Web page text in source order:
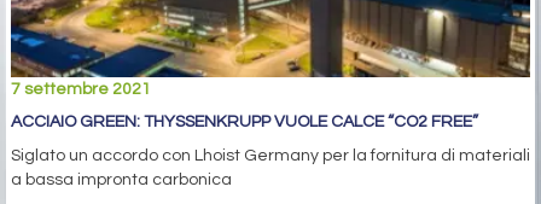
7 settembre 2021
ACCIAIO GREEN: THYSSENKRUPP VUOLE CALCE “CO2 FREE”
Siglato un accordo con Lhoist Germany per la fornitura di materiali
a bassa impronta carbonica